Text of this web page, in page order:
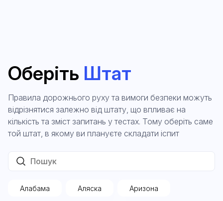
Оберіть Штат
Правила дорожнього руху та вимоги безпеки можуть
відрізнятися залежно від штату, що впливає на
кількість та зміст запитань у тестах. Тому оберіть саме
той штат, в якому ви плануєте складати іспит
Алабама Аляска Аризона